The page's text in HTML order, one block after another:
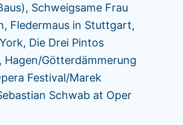
Schweigsame Frau
Fledermaus in Stuttgart,
Die Drei Pintos
Götterdämmerung
Festival/Marek
Schwab at Oper